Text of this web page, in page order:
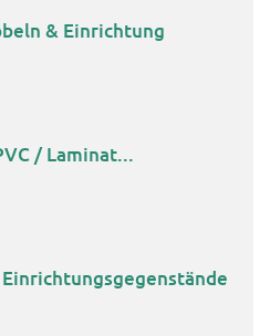
& Einrichtung
/ Laminat...